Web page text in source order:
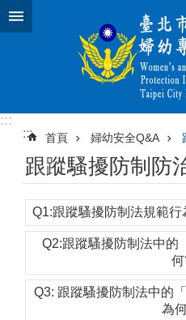
跳到主要內容區塊
:::
:::
首頁 婦幼安全Q&A
跟蹤騷擾防制防
Q1:跟蹤騷擾防制法規範行
Q2:跟蹤騷擾防制法中的
Q3: 跟蹤騷擾防制法中的
為